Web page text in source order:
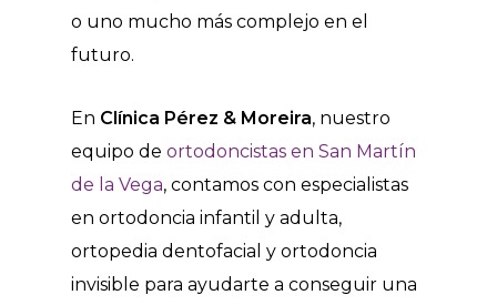
o uno mucho más complejo en el
futuro.
En Clínica Pérez & Moreira, nuestro
equipo de ortodoncistas en San Martín
de la Vega, contamos con especialistas
en ortodoncia infantil y adulta,
ortopedia dentofacial y ortodoncia
invisible para ayudarte a conseguir una